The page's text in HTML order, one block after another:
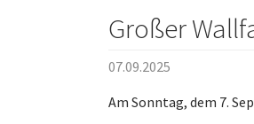
Großer
07.09.2025
Am Sonntag, dem 7.